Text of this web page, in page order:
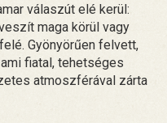
válaszút elé kerül:
maga körül vagy
Gyönyörűen felvett,
fiatal, tehetséges
atmoszférával zárta